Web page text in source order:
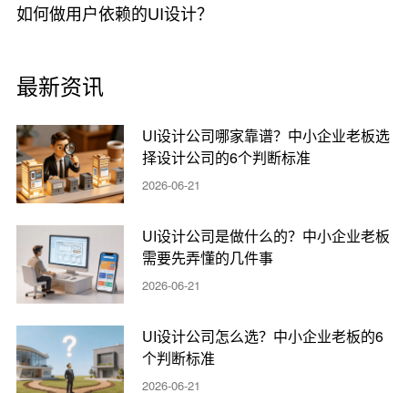
如何做用户依赖的UI设计？
最新资讯
UI设计公司哪家靠谱？中小企业老板选
择设计公司的6个判断标准
2026-06-21
UI设计公司是做什么的？中小企业老板
需要先弄懂的几件事
2026-06-21
UI设计公司怎么选？中小企业老板的6
个判断标准
2026-06-21